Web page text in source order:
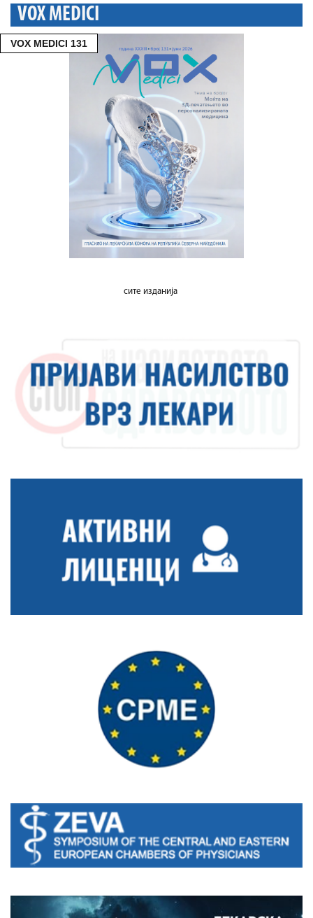
VOX MEDICI
VOX MEDICI 131
сите изданија